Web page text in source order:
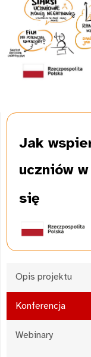
Jak
uczniów
się
Opis projektu
Konferencja
Webinary